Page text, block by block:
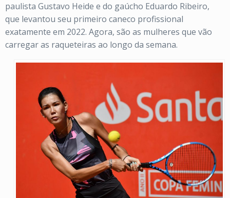
paulista Gustavo Heide e do gaúcho Eduardo Ribeiro,
que levantou seu primeiro caneco profissional
exatamente em 2022. Agora, são as mulheres que vão
carregar as raqueteiras ao longo da semana.